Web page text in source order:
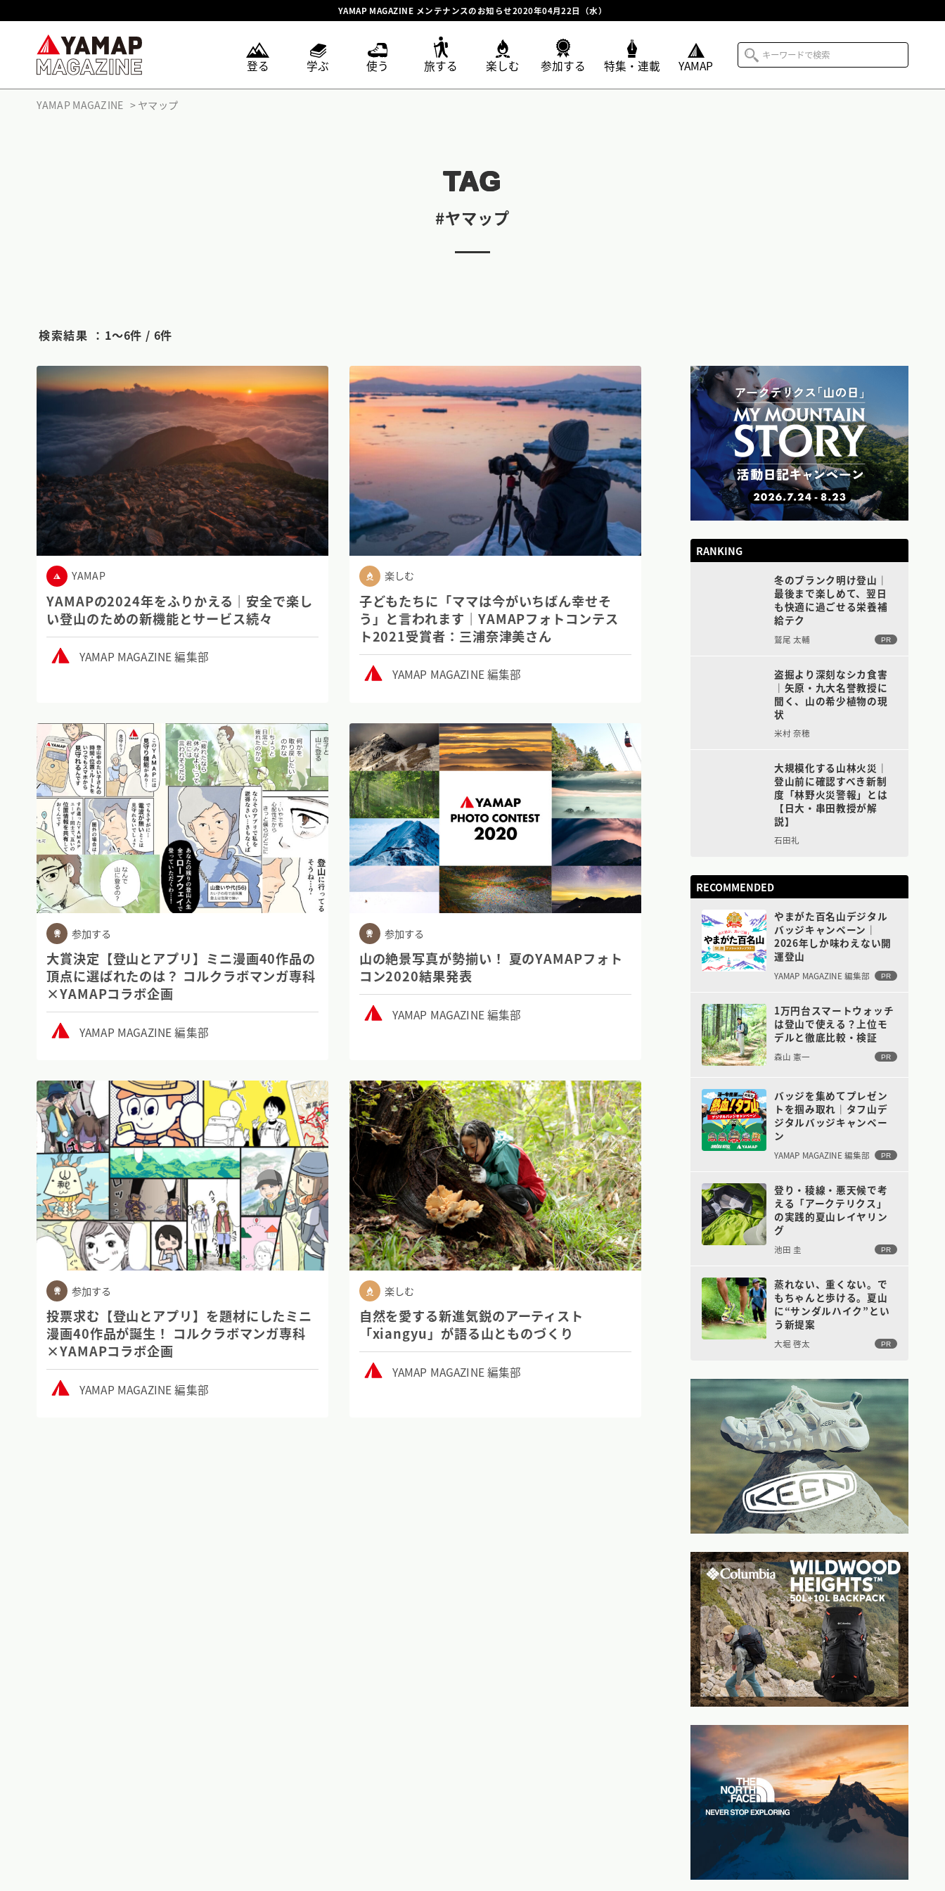
YAMAP MAGAZINE メンテナンスのお知らせ2020年04月22日（水）
登る 学ぶ 使う 旅する 楽しむ 参加する 特集・連載 YAMAP
YAMAP MAGAZINE ヤマップ
TAG
#ヤマップ
検索結果 ： 1〜6件 / 6件
YAMAP
YAMAPの2024年をふりかえる｜安全で楽し
い登山のための新機能とサービス続々
YAMAP MAGAZINE 編集部
楽しむ
子どもたちに「ママは今がいちばん幸せそ
う」と言われます｜YAMAPフォトコンテス
ト2021受賞者：三浦奈津美さん
YAMAP MAGAZINE 編集部
参加する
大賞決定【登山とアプリ】ミニ漫画40作品の
頂点に選ばれたのは？ コルクラボマンガ専科
×YAMAPコラボ企画
YAMAP MAGAZINE 編集部
参加する
山の絶景写真が勢揃い！ 夏のYAMAPフォト
コン2020結果発表
YAMAP MAGAZINE 編集部
参加する
投票求む【登山とアプリ】を題材にしたミニ
漫画40作品が誕生！ コルクラボマンガ専科
×YAMAPコラボ企画
YAMAP MAGAZINE 編集部
楽しむ
自然を愛する新進気鋭のアーティスト
「xiangyu」が語る山とものづくり
YAMAP MAGAZINE 編集部
RANKING
冬のブランク明け登山｜
最後まで楽しめて、翌日
も快適に過ごせる栄養補
給テク
鷲尾 太輔 PR
盗掘より深刻なシカ食害
｜矢原・九大名誉教授に
聞く、山の希少植物の現
状
米村 奈穂
大規模化する山林火災｜
登山前に確認すべき新制
度「林野火災警報」とは
【日大・串田教授が解
説】
石田礼
RECOMMENDED
やまがた百名山デジタル
バッジキャンペーン｜
2026年しか味わえない開
運登山
YAMAP MAGAZINE 編集部 PR
1万円台スマートウォッチ
は登山で使える？上位モ
デルと徹底比較・検証
森山 憲一 PR
バッジを集めてプレゼン
トを掴み取れ｜タフ山デ
ジタルバッジキャンペー
ン
YAMAP MAGAZINE 編集部 PR
登り・稜線・悪天候で考
える「アークテリクス」
の実践的夏山レイヤリン
グ
池田 圭 PR
蒸れない、重くない。で
もちゃんと歩ける。夏山
に“サンダルハイク”とい
う新提案
大堀 啓太 PR